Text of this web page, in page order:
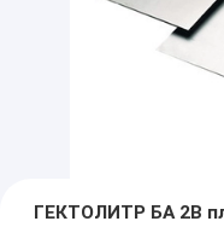
ГЕКТОЛИТР БА 2B